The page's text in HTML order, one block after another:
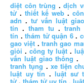
diệt côn trùng .dịch
tử . thiết kế web .
adn .tư vấn luật
tín . tham tu .
tín .thám tử quận 6.
gao việt .tranh gao
giỏi . công ty luật.
vấn luật giao thông .
tranh tụng . xe tiện
luật uy tín .luật sư